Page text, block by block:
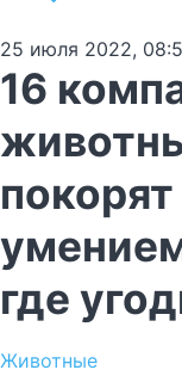
25 июля 2022,
16
где
Животные